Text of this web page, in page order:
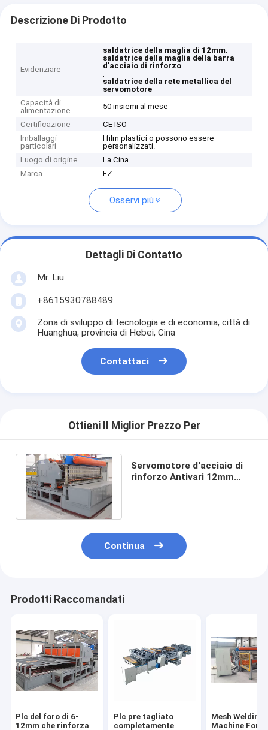
Descrizione Di Prodotto
Evidenziare
saldatrice della maglia di 12mm,
saldatrice della maglia della barra
d'acciaio di rinforzo
,
saldatrice della rete metallica del
servomotore
Capacità di
alimentazione
50 insiemi al mese
Certificazione
CE ISO
Imballaggi
particolari
I film plastici o possono essere
personalizzati.
Luogo di origine
La Cina
Marca
FZ
Osservi più
Dettagli Di Contatto
Mr. Liu
+8615930788489
Zona di sviluppo di tecnologia e di economia, città di
Huanghua, provincia di Hebei, Cina
Contattaci
Ottieni Il Miglior Prezzo Per
Servomotore d'acciaio di
rinforzo Antivari 12mm
Continua
Prodotti Raccomandati
Plc del foro di 6-
12mm che rinforza
Plc pre tagliato
completamente
Mesh Welding
Machine For